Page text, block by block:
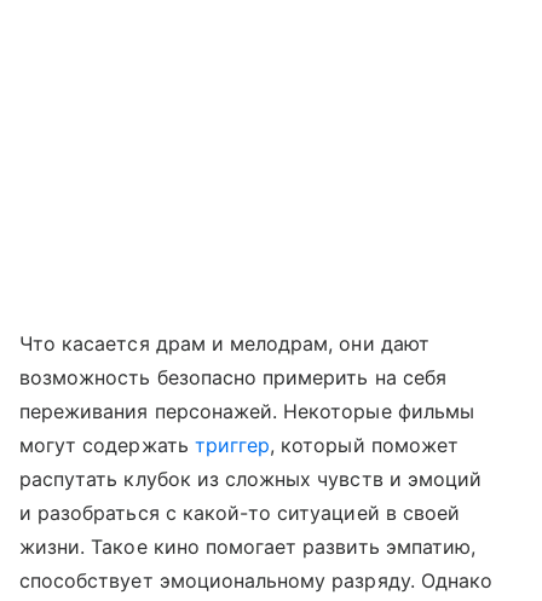
Что касается драм и мелодрам, они дают
возможность безопасно примерить на себя
переживания персонажей. Некоторые фильмы
могут содержать триггер, который поможет
распутать клубок из сложных чувств и эмоций
и разобраться с какой-то ситуацией в своей
жизни. Такое кино помогает развить эмпатию,
способствует эмоциональному разряду. Однако